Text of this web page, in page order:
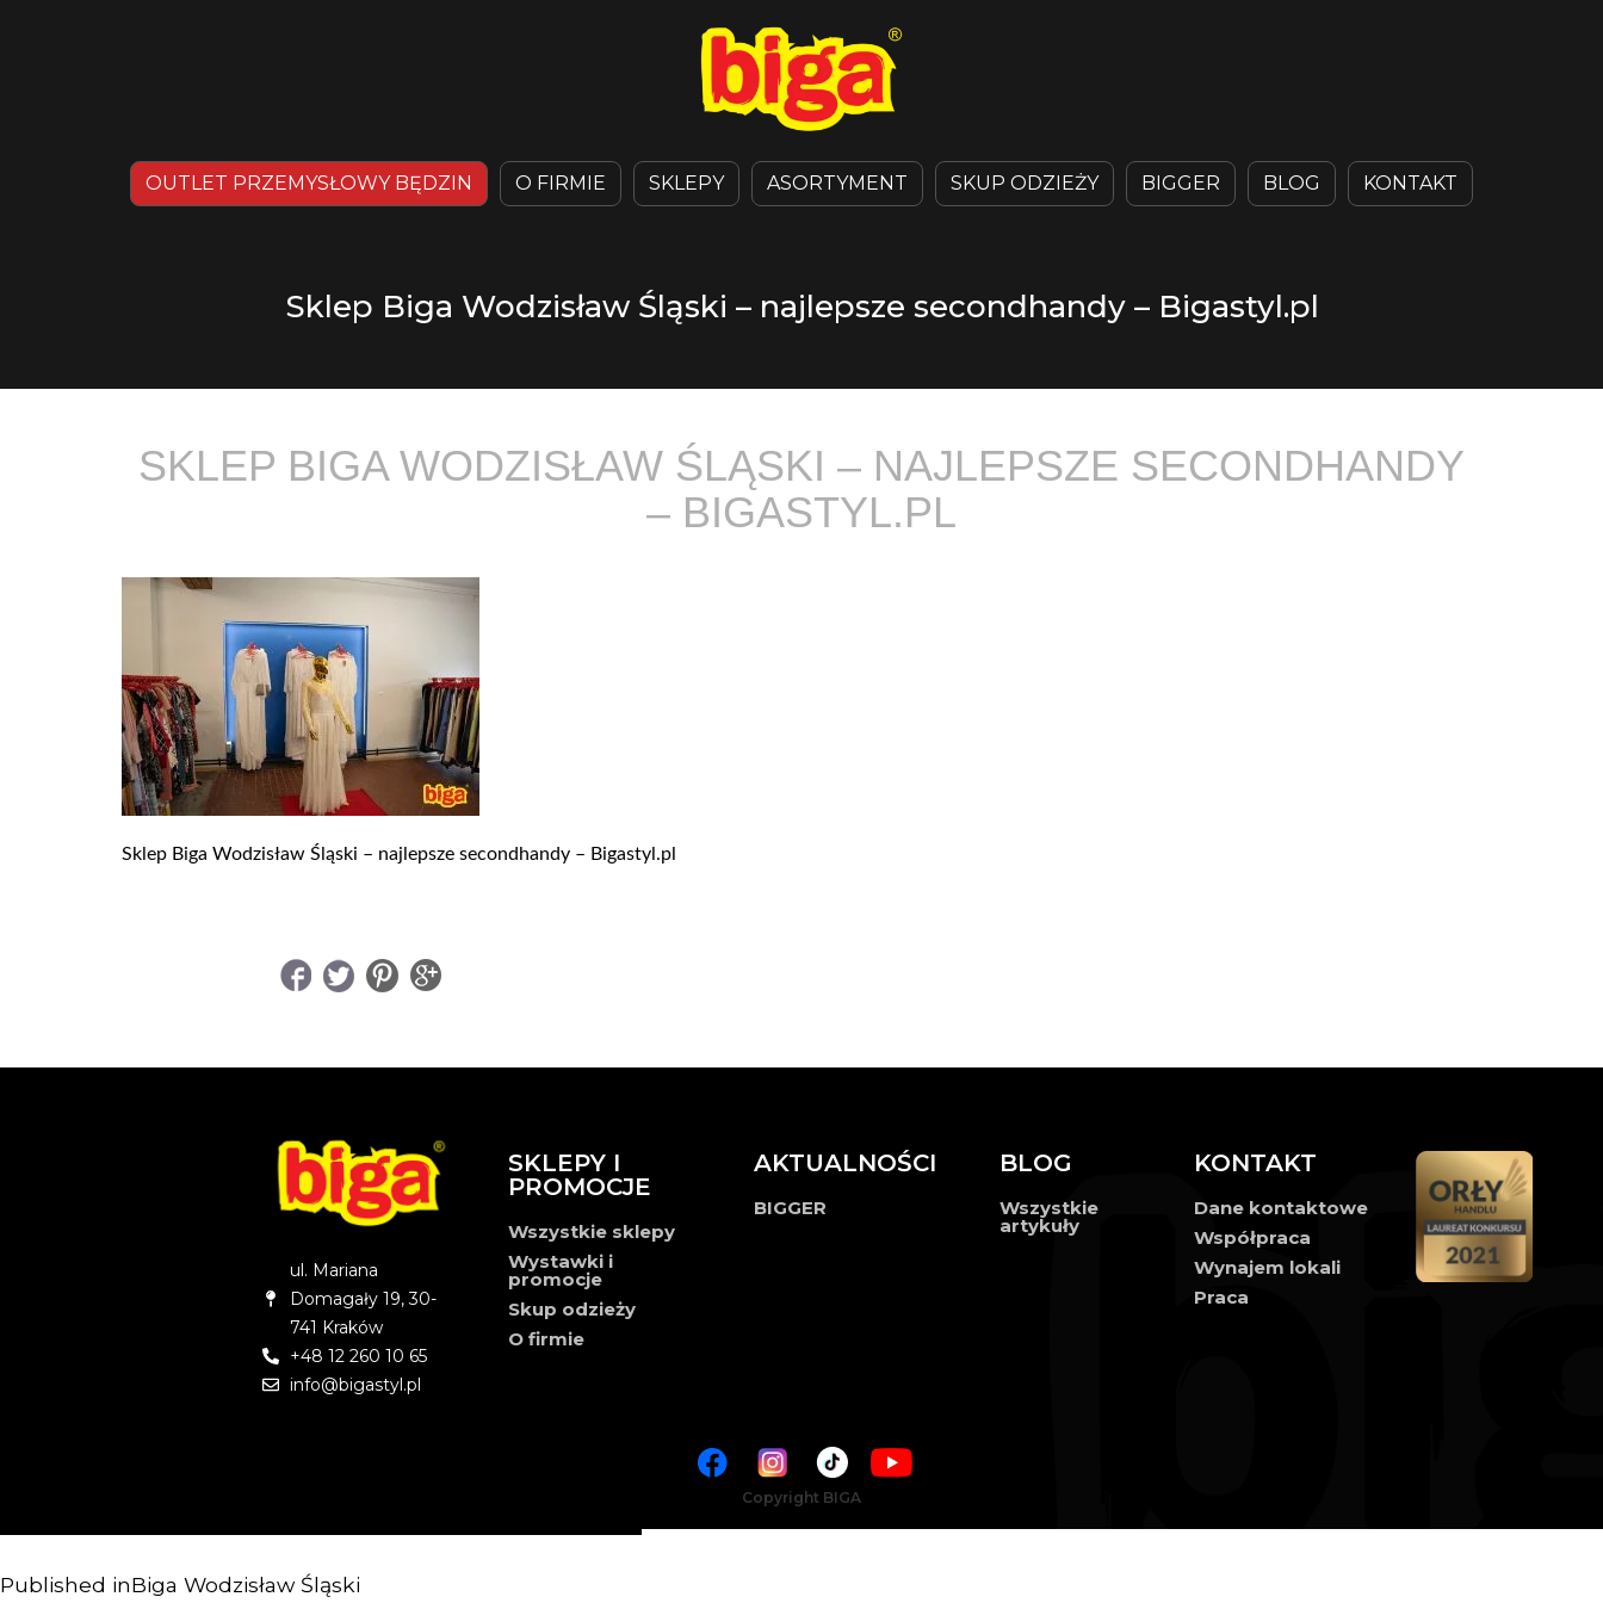
OUTLET PRZEMYSŁOWY BĘDZIN O FIRMIE SKLEPY ASORTYMENT SKUP ODZIEŻY BIGGER BLOG KONTAKT
Sklep Biga Wodzisław Śląski – najlepsze secondhandy – Bigastyl.pl
SKLEP BIGA WODZISŁAW ŚLĄSKI – NAJLEPSZE SECONDHANDY
– BIGASTYL.PL
Sklep Biga Wodzisław Śląski – najlepsze secondhandy – Bigastyl.pl
ul. Mariana
Domagały 19, 30-
741 Kraków
+48 12 260 10 65
info@bigastyl.pl
SKLEPY I
PROMOCJE
Wszystkie sklepy
Wystawki i
promocje
Skup odzieży
O firmie
AKTUALNOŚCI
BIGGER
BLOG
Wszystkie
artykuły
KONTAKT
Dane kontaktowe
Współpraca
Wynajem lokali
Praca
Copyright BIGA
Published inBiga Wodzisław Śląski